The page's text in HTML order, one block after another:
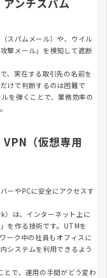
スパムメール）や、ウイル
撃メール」を検知して遮断
、実在する取引先の名前を
けで判断するのは困難で
を弾くことで、業務効率の
（仮想専用
ーやPCに安全にアクセスす
は、インターネット上に
を作る技術です。UTMを
ーク中の社員もオフィスに
システムを利用できるよう
とで、運用の手間がどう変わ